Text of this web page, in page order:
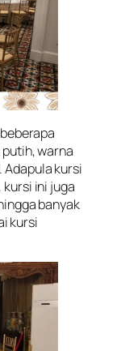
warna
kursi
ini juga
banyak
kursi